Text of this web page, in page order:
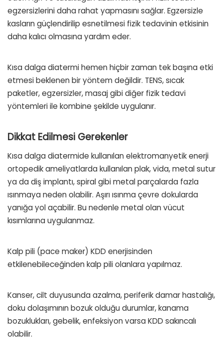
egzersizlerini daha rahat yapmasını sağlar. Egzersizle
kasların güçlendirilip esnetilmesi fizik tedavinin etkisinin
daha kalıcı olmasına yardım eder.
Kısa dalga diatermi hemen hiçbir zaman tek başına etki
etmesi beklenen bir yöntem değildir. TENS, sıcak
paketler, egzersizler, masaj gibi diğer fizik tedavi
yöntemleri ile kombine şekilde uygulanır.
Dikkat Edilmesi Gerekenler
Kısa dalga diatermide kullanılan elektromanyetik enerji
ortopedik ameliyatlarda kullanılan plak, vida, metal sutur
ya da diş implantı, spiral gibi metal parçalarda fazla
ısınmaya neden olabilir. Aşırı ısınma çevre dokularda
yanığa yol açabilir. Bu nedenle metal olan vücut
kısımlarına uygulanmaz.
Kalp pili (pace maker) KDD enerjisinden
etkilenebileceğinden kalp pili olanlara yapılmaz.
Kanser, cilt duyusunda azalma, periferik damar hastalığı,
doku dolaşımının bozuk olduğu durumlar, kanama
bozuklukları, gebelik, enfeksiyon varsa KDD sakıncalı
olabilir.